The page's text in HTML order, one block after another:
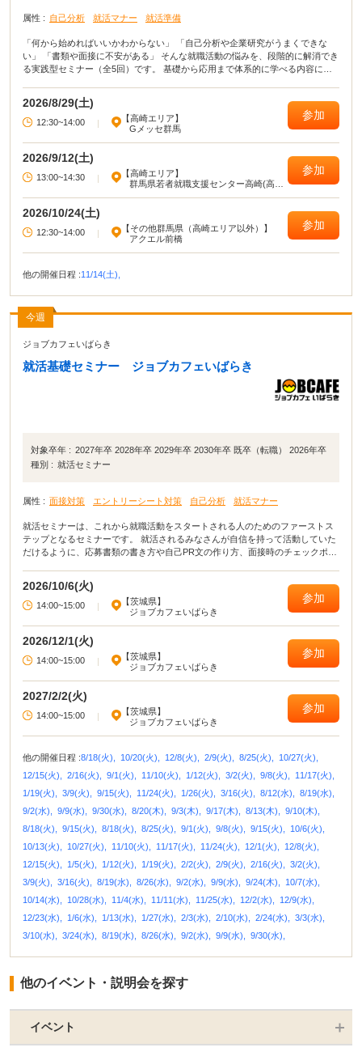
属性 : 自己分析 就活マナー 就活準備
「何から始めればいいかわからない」 「自己分析や企業研究がうまくできな
い」 「書類や面接に不安がある」 そんな就職活動の悩みを、段階的に解消でき
る実践型セミナー（全5回）です。 基礎から応用まで体系的に学べる内容に加
の方も、転職を考えている方も、それぞれに合った進め方をサポートします。
2026/8/29(土)
12:30~14:00 |
【高崎エリア】
Gメッセ群馬
参加
2026/9/12(土)
13:00~14:30 |
【高崎エリア】
群馬県若者就職支援センター高崎(高崎
参加
2026/10/24(土)
12:30~14:00 |
【その他群馬県（高崎エリア以外）】
アクエル前橋
参加
他の開催日程 :11/14(土),
今週
ジョブカフェいばらき
就活基礎セミナー ジョブカフェいばらき
対象卒年 : 2027年卒 2028年卒 2029年卒 2030年卒 既卒（転職） 2026年卒
種別 : 就活セミナー
属性 : 面接対策 エントリーシート対策 自己分析 就活マナー
就活セミナーは、これから就職活動をスタートされる人のためのファーストス
テップとなるセミナーです。 就活されるみなさんが自信を持って活動していた
だけるように、応募書類の書き方や自己PR文の作り方、面接時のチェックポイ
2026/10/6(火)
14:00~15:00 |
【茨城県】
ジョブカフェいばらき
参加
2026/12/1(火)
14:00~15:00 |
【茨城県】
ジョブカフェいばらき
参加
2027/2/2(火)
14:00~15:00 |
【茨城県】
ジョブカフェいばらき
参加
他の開催日程 :8/18(火), 10/20(火), 12/8(火), 2/9(火), 8/25(火),
10/27(火),
12/15(火),
2/16(火), 9/1(火), 11/10(火), 1/12(火), 3/2(火), 9/8(火),
11/17(火),
1/19(火),
3/9(火), 9/15(火), 11/24(火), 1/26(火), 3/16(火), 8/12(水),
8/19(水),
9/2(水),
9/9(水), 9/30(水), 8/20(木), 9/3(木), 9/17(木), 8/13(木),
9/10(木),
8/18(火),
9/15(火), 8/18(火), 8/25(火), 9/1(火), 9/8(火), 9/15(火),
10/6(火),
10/13(火),
10/27(火), 11/10(火), 11/17(火), 11/24(火), 12/1(火),
12/8(火),
12/15(火),
1/5(火), 1/12(火), 1/19(火), 2/2(火), 2/9(火), 2/16(火),
3/2(火),
3/9(火),
3/16(火), 8/19(水), 8/26(水), 9/2(水), 9/9(水), 9/24(木),
10/7(水),
10/14(水),
10/28(水), 11/4(水), 11/11(水), 11/25(水), 12/2(水),
12/9(水),
12/23(水),
1/6(水), 1/13(水), 1/27(水), 2/3(水), 2/10(水), 2/24(水),
3/3(水),
3/10(水),
3/24(水), 8/19(水), 8/26(水), 9/2(水), 9/9(水), 9/30(水),
他のイベント・説明会を探す
イベント